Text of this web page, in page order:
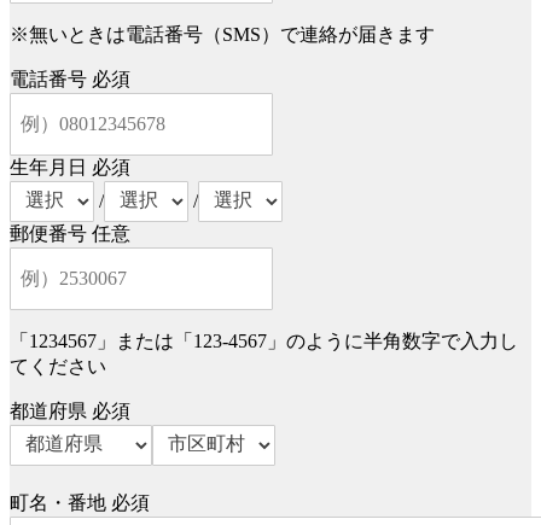
※無いときは電話番号（SMS）で連絡が届きます
電話番号 必須
生年月日 必須
/
/
郵便番号 任意
「1234567」または「123-4567」のように半角数字で入力し
てください
都道府県 必須
町名・番地 必須